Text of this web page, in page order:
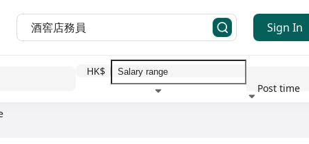
Sign In
HK$
Post time